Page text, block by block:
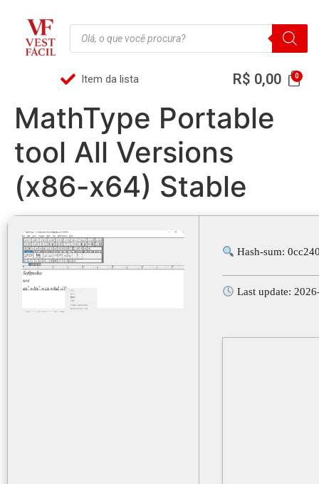
Item da lista R$ 0,00
MathType Portable
tool All Versions
(x86-x64) Stable
Hash-sum:
Last update: